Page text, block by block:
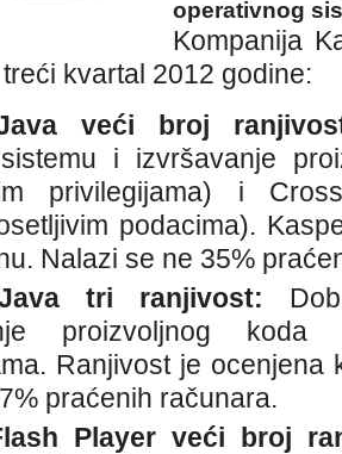
operativnog
Kompanija
kvartal 2012 godine:
veći broj
i izvršavanje
privilegijama) i
podacima).
Nalazi se ne 35%
tri ranjivost:
proizvoljnog
Ranjivost je ocenjena
praćenih računara.
Player veći broj